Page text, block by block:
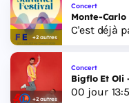
+2 autres
Concert
Monte-Carlo
C'est déjà
+2 autres
Concert
Bigflo Et Oli
00 jour 13: